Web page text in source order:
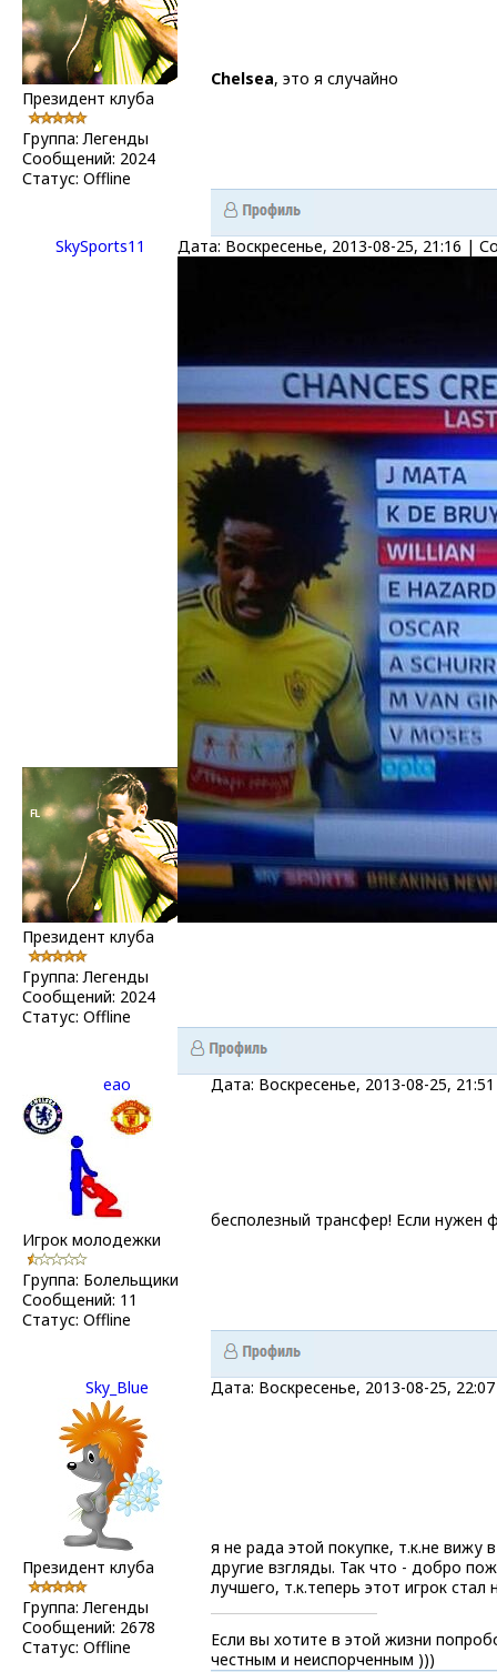
Президент клуба
Группа: Легенды
Сообщений: 2024
Статус: Offline
Chelsea, это я случайно
SkySports11 Дата: Воскресенье, 2013-08-25, 21:16 |
Президент клуба
Группа: Легенды
Сообщений: 2024
Статус: Offline
eao Дата: Воскресенье, 2013-08-25,
Игрок молодежки
Группа: Болельщики
Сообщений: 11
Статус: Offline
бесполезный трансфер! Если нужен
Sky_Blue Дата: Воскресенье, 2013-08-25,
Президент клуба
Группа: Легенды
Сообщений: 2678
Статус: Offline
я не рада этой покупке, т.к.не вижу
другие взгляды. Так что - добро
лучшего, т.к.теперь этот игрок стал
Если вы хотите в этой жизни
честным и неиспорченным )))